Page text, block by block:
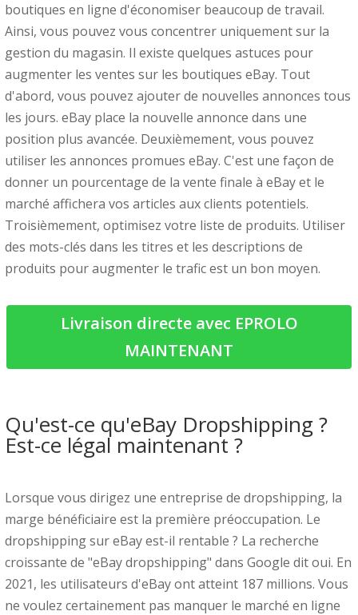
boutiques en ligne d'économiser beaucoup de travail.
Ainsi, vous pouvez vous concentrer uniquement sur la
gestion du magasin. Il existe quelques astuces pour
augmenter les ventes sur les boutiques eBay. Tout
d'abord, vous pouvez ajouter de nouvelles annonces tous
les jours. eBay place la nouvelle annonce dans une
position plus avancée. Deuxièmement, vous pouvez
utiliser les annonces promues eBay. C'est une façon de
donner un pourcentage de la vente finale à eBay et le
marché affichera vos articles aux clients potentiels.
Troisièmement, optimisez votre liste de produits. Utiliser
des mots-clés dans les titres et les descriptions de
produits pour augmenter le trafic est un bon moyen.
Livraison directe avec EPROLO
MAINTENANT
Qu'est-ce qu'eBay Dropshipping ?
Est-ce légal maintenant ?
Lorsque vous dirigez une entreprise de dropshipping, la
marge bénéficiaire est la première préoccupation. Le
dropshipping sur eBay est-il rentable ? La recherche
croissante de "eBay dropshipping" dans Google dit oui. En
2021, les utilisateurs d'eBay ont atteint 187 millions. Vous
ne voulez certainement pas manquer le marché en ligne